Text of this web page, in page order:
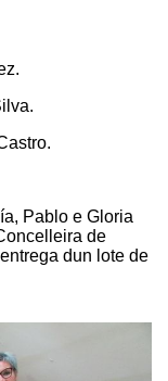
Pablo e Gloria
de
dun lote de